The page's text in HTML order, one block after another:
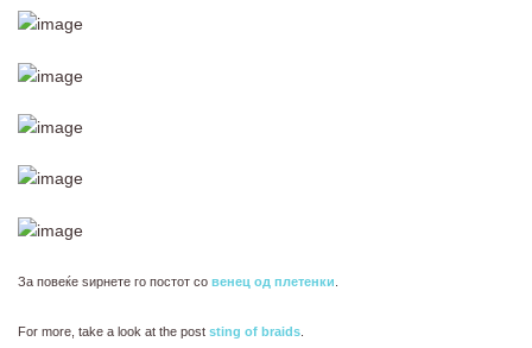
За повеќе ѕирнете го постот со венец од плетенки
For more, take a look at the post sting of braids